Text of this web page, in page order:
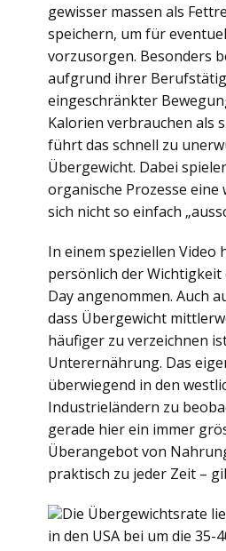
gewisser massen als
speichern, um für
vorzusorgen. Besonders
aufgrund ihrer
eingeschränkter
Kalorien verbrauchen als
führt das schnell zu
Übergewicht. Dabei
organische Prozesse eine
sich nicht so einfach
In einem speziellen Video
persönlich der Wichtigkeit
Day angenommen. Auch
dass Übergewicht
häufiger zu verzeichnen
Unterernährung. Das
überwiegend in den
Industrieländern zu
gerade hier ein immer
Überangebot von
praktisch zu jeder Zeit –
Die Übergewichtsrate
in den USA bei um die 35-